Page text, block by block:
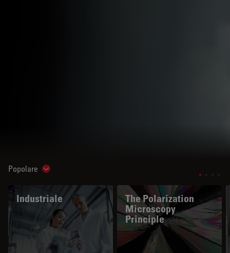
Popolare Show subnavigation
Industriale
The Polarization
Microscopy
Principle